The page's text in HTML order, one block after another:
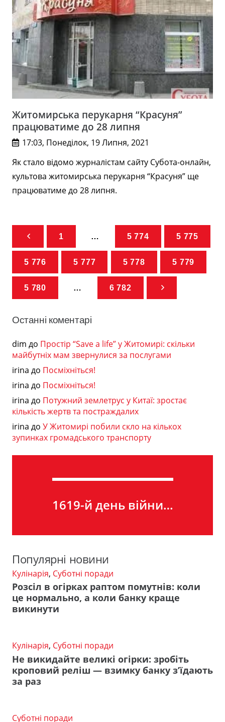
Житомирська перукарня “Красуня”
працюватиме до 28 липня
17:03, Понеділок, 19 Липня, 2021
Як стало відомо журналістам сайту Субота-онлайн,
культова житомирська перукарня “Красуня” ще
працюватиме до 28 липня.
1 … 5 774 5 775
5 776 5 777 5 778 5 779
5 780 … 6 782
Останні коментарі
dim до Простір “Save a life” у Житомирі: скільки
майбутніх мам звернулися за послугами
irina до Посміхніться!
irina до Посміхніться!
irina до Потужний землетрус у Китаї: зростає
кількість жертв та постраждалих
irina до У Житомирі побили скло на кількох
зупинках громадського транспорту
1619-й день війни…
Популярні новини
Кулінарія, Суботні поради
Розсіл в огірках раптом помутнів: коли
це нормально, а коли банку краще
викинути
Кулінарія, Суботні поради
Не викидайте великі огірки: зробіть
кроповий реліш — взимку банку з’їдають
за раз
Суботні поради